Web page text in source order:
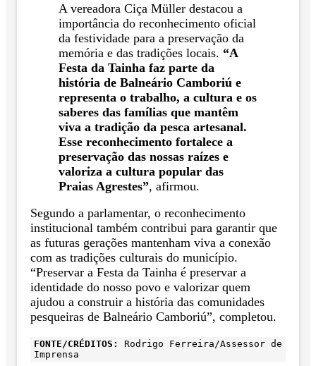
A vereadora Ciça Müller destacou a
importância do reconhecimento oficial
da festividade para a preservação da
memória e das tradições locais. “A
Festa da Tainha faz parte da
história de Balneário Camboriú e
representa o trabalho, a cultura e os
saberes das famílias que mantêm
viva a tradição da pesca artesanal.
Esse reconhecimento fortalece a
preservação das nossas raízes e
valoriza a cultura popular das
Praias Agrestes”, afirmou.
Segundo a parlamentar, o reconhecimento
institucional também contribui para garantir que
as futuras gerações mantenham viva a conexão
com as tradições culturais do município.
“Preservar a Festa da Tainha é preservar a
identidade do nosso povo e valorizar quem
ajudou a construir a história das comunidades
pesqueiras de Balneário Camboriú”, completou.
FONTE/CRÉDITOS:
Rodrigo Ferreira/Assessor de
Imprensa